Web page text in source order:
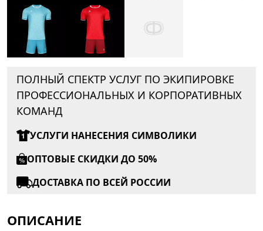
ПОЛНЫЙ СПЕКТР УСЛУГ ПО ЭКИПИРОВКЕ
ПРОФЕССИОНАЛЬНЫХ И КОРПОРАТИВНЫХ
КОМАНД
УСЛУГИ НАНЕСЕНИЯ СИМВОЛИКИ
ОПТОВЫЕ СКИДКИ ДО 50%
ДОСТАВКА ПО ВСЕЙ РОССИИ
ОПИСАНИЕ